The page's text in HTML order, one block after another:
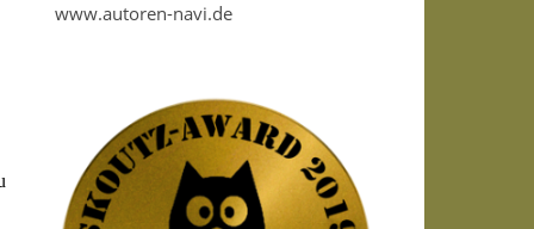
www.autoren-navi.de